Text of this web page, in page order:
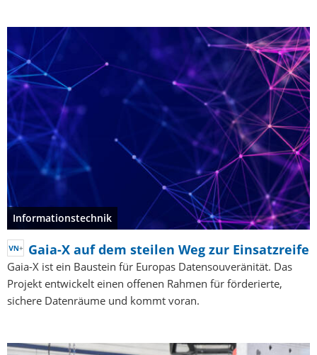
Informationstechnik
Gaia-X auf dem steilen Weg zur Einsatzreife
Gaia-X ist ein Baustein für Europas Datensouveränität. Das
Projekt entwickelt einen offenen Rahmen für förderierte,
sichere Datenräume und kommt voran.